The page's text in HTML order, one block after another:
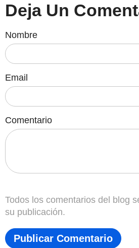
Deja Un
Nombre
Email
Comentario
Todos los comentarios del blog
su publicación.